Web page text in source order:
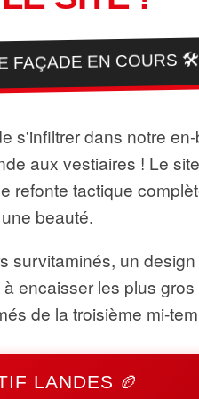
FAÇADE EN COURS 🛠️
s'infiltrer dans notre
aux vestiaires ! Le
refonte tactique
beauté.
survitaminés, un
à encaisser les plus
de la troisième mi-
LANDES 🏉